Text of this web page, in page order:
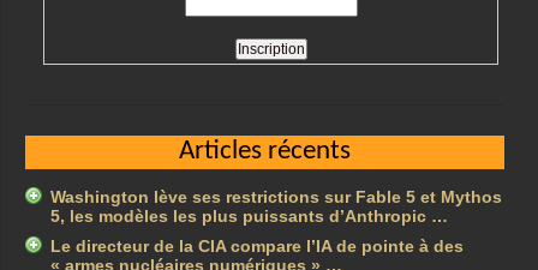
Articles récents
Washington lève ses restrictions sur Fable 5 et Mythos
5, les modèles les plus puissants d’Anthropic …
Le directeur de la CIA compare l’IA de pointe à des
« armes nucléaires numériques » …